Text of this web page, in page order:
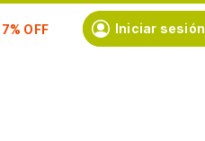
Iniciar sesión